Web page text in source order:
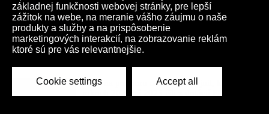
VIDEO: Výbor amerického Senátu prijal
rezolúciu, v ktorej označil Dr. Anthonyho
Fauciho za osobu pohŕdajúcu Kongresom.
„Zomrel milión Američanov a myslím si, že
si zaslúžia poznať pravdu,“ vyhlásil senátor
Fond na podporu umenia zverejnil, komu v